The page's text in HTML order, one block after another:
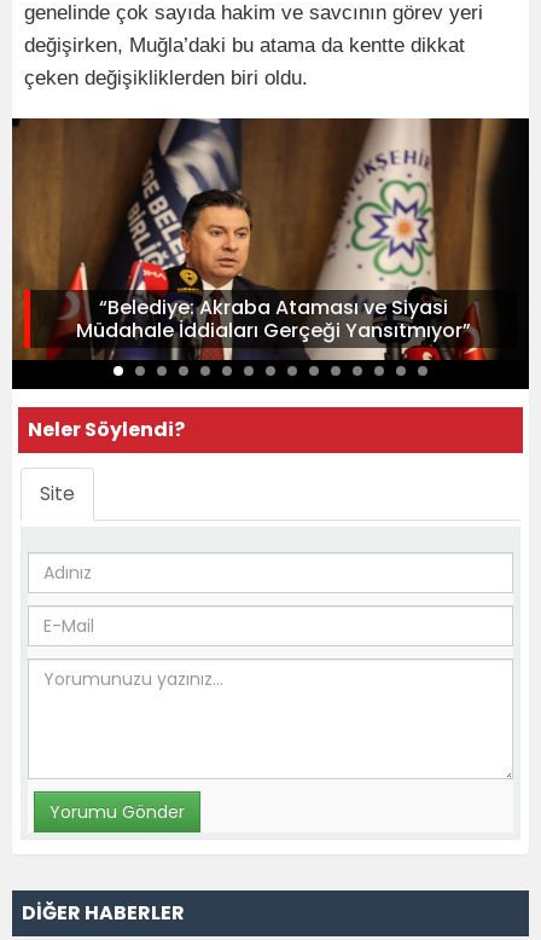
genelinde çok sayıda hakim ve savcının görev yeri
değişirken, Muğla’daki bu atama da kentte dikkat
çeken değişikliklerden biri oldu.
“Belediye: Akraba Ataması ve Siyasi
Müdahale İddiaları Gerçeği Yansıtmıyor”
Neler Söylendi?
Site
DİĞER HABERLER